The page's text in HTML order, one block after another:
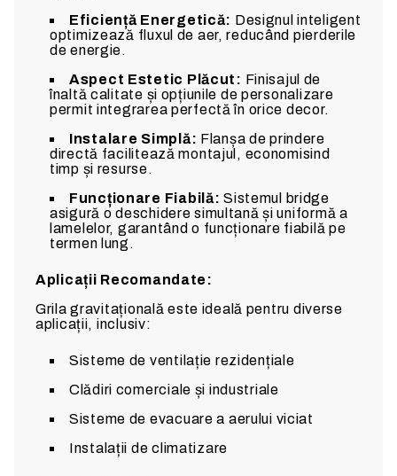
Eficiență Energetică: Designul inteligent
optimizează fluxul de aer, reducând pierderile
de energie.
Aspect Estetic Plăcut: Finisajul de
înaltă calitate și opțiunile de personalizare
permit integrarea perfectă în orice decor.
Instalare Simplă: Flanșa de prindere
directă facilitează montajul, economisind
timp și resurse.
Funcționare Fiabilă: Sistemul bridge
asigură o deschidere simultană și uniformă a
lamelelor, garantând o funcționare fiabilă pe
termen lung.
Aplicații Recomandate:
Grila gravitațională este ideală pentru diverse
aplicații, inclusiv:
Sisteme de ventilație rezidențiale
Clădiri comerciale și industriale
Sisteme de evacuare a aerului viciat
Instalații de climatizare